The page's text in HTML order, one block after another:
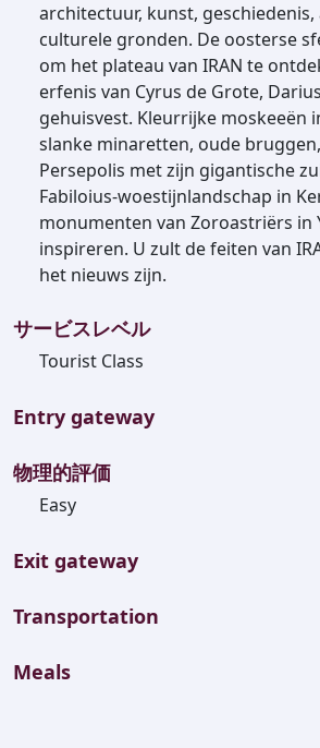
architectuur, kunst,
culturele gronden. De oosterse
om het plateau van IRAN te
erfenis van Cyrus de Grote,
gehuisvest. Kleurrijke moskeeën
slanke minaretten, oude
Persepolis met zijn gigantische
Fabiloius-woestijnlandschap in
monumenten van Zoroastriërs in
inspireren. U zult de feiten van
het nieuws zijn.
サービスレベル
Tourist Class
Entry gateway
物理的評価
Easy
Exit gateway
Transportation
Meals